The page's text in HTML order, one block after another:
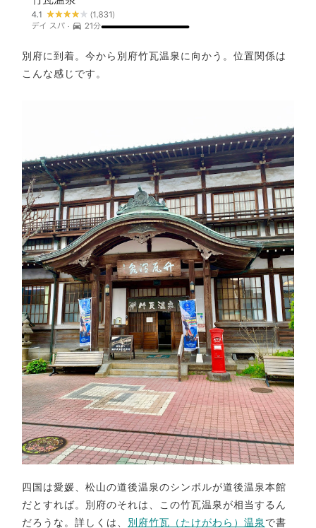
別府に到着。今から別府竹瓦温泉に向かう。位置関係は
こんな感じです。
四国は愛媛、松山の道後温泉のシンボルが道後温泉本館
だとすれば。別府のそれは、この竹瓦温泉が相当するん
だろうな。詳しくは、 別府竹瓦（たけがわら）温泉で書